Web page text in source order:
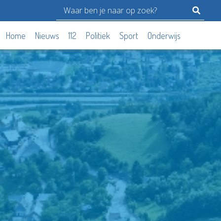
Home Nieuws 112 Politiek Sport Onderwijs